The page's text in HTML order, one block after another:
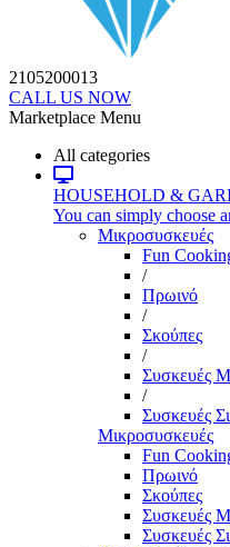
2105200013
CALL US NOW
Marketplace Menu
All categories
HOUSEHOLD &
You can simply choose
Μικροσυσκευές
Fun
/
Πρωινό
/
Σκούπες
/
Συσκευές
/
Συσκευές
Μικροσυσκευές
Fun
Πρωινό
Σκούπες
Συσκευές
Συσκευές